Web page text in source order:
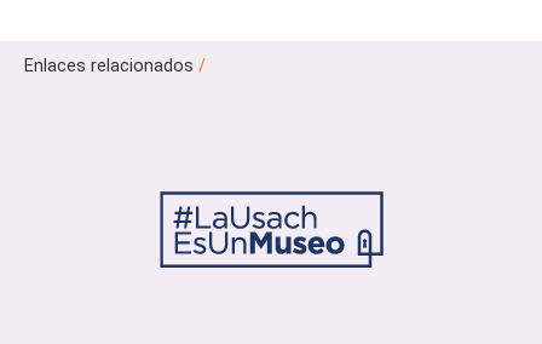
Enlaces relacionados /